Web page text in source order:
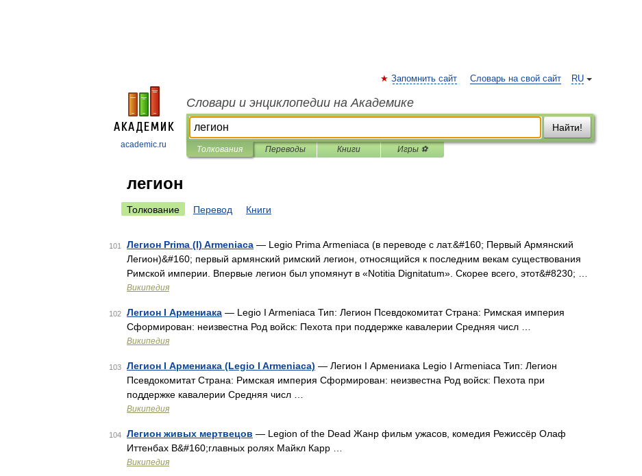
academic.ru
RU
Запомнить сайт Словарь на свой сайт
Словари и энциклопедии на Академике
Найти!
Толкования Переводы Книги Игры ⚽
легион
Толкование Перевод Книги
101 Легион Prima (I) Armeniaca — Legio Prima Armeniaca (в переводе с лат.&#160; Первый Армянский
Легион)&#160; первый армянский римский легион, относящийся к последним векам существования
Римской империи. Впервые легион был упомянут в «Notitia Dignitatum». Скорее всего, этот&#8230; …
Википедия
102 Легион I Армениака — Legio I Armeniaca Тип: Легион Псевдокомитат Страна: Римская империя
Сформирован: неизвестна Род войск: Пехота при поддержке кавалерии Средняя числ …
Википедия
103 Легион I Армениака (Legio I Armeniaca) — Легион I Армениака Legio I Armeniaca Тип: Легион
Псевдокомитат Страна: Римская империя Сформирован: неизвестна Род войск: Пехота при
поддержке кавалерии Средняя числ …
Википедия
104 Легион живых мертвецов — Legion of the Dead Жанр фильм ужасов, комедия Режиссёр Олаф
Иттенбах В&#160;главных ролях Майкл Карр …
Википедия